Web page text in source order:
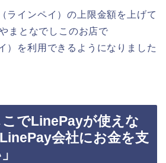
ラインペイ）の上限金額を上げて
まとなでしこのお店で
）を利用できるようになりました
でLinePayが使えな
会社にお金を支